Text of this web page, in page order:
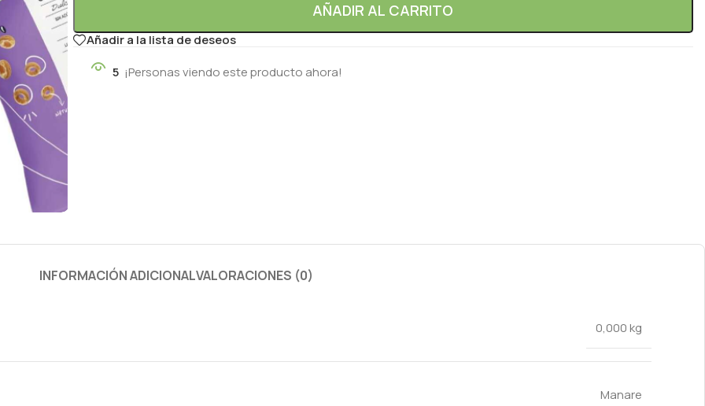
AÑADIR AL CARRITO
Añadir a la lista de deseos
5 ¡Personas viendo este producto ahora!
INFORMACIÓN ADICIONALVALORACIONES (0)
0,000 kg
Manare